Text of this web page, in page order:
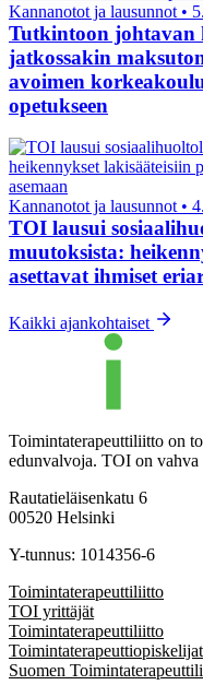
Kannanotot ja lausunnot •
Tutkintoon johtavan
jatkossakin
avoimen
opetukseen
Kannanotot ja lausunnot •
TOI lausui
muutoksista:
asettavat ihmiset
Kaikki ajankohtaiset
Toimintaterapeuttiliitto on
edunvalvoja. TOI on vahva
Rautatieläisenkatu 6
00520 Helsinki
Y-tunnus: 1014356-6
Toimintaterapeuttiliitto
TOI yrittäjät
Toimintaterapeuttiliitto
Toimintaterapeuttiopiskelijat
Suomen